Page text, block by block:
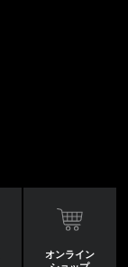
オンライン